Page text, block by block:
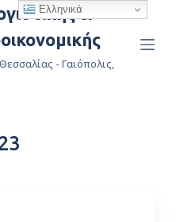
&
- Γαιόπολις,
Ελληνικά